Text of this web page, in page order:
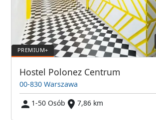
Hostel Polonez Centrum
00-830 Warszawa
1-50 Osób
7,86 km